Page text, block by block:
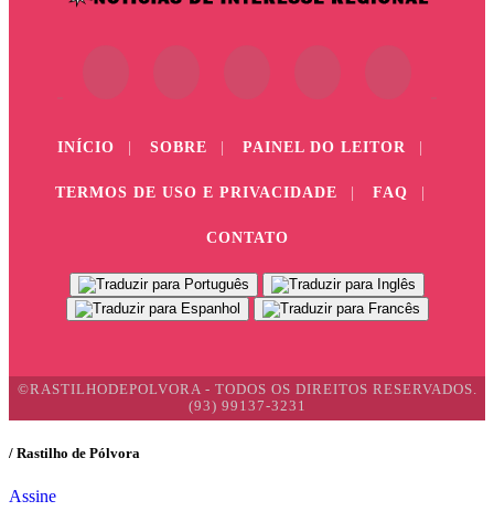
INÍCIO | SOBRE | PAINEL DO LEITOR |
TERMOS DE USO E PRIVACIDADE | FAQ |
CONTATO
©RASTILHODEPOLVORA - TODOS OS DIREITOS RESERVADOS.
(93) 99137-3231
/ Rastilho de Pólvora
Assine